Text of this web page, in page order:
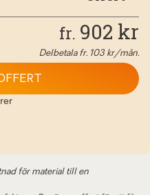
fr. 902 kr
Delbetala fr. 103 kr/mån.
för material till en